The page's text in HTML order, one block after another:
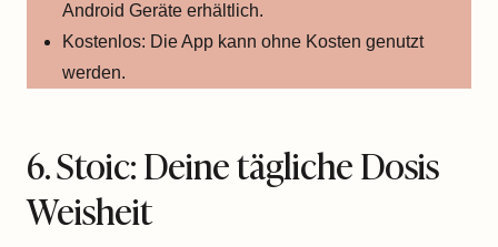
Android Geräte erhältlich.
Kostenlos: Die App kann ohne Kosten genutzt
werden.
6. Stoic: Deine tägliche Dosis
Weisheit